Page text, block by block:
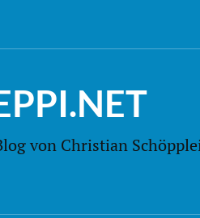
von Christian